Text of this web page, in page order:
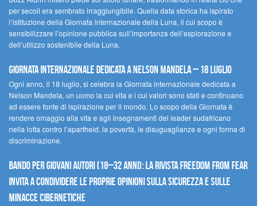
per secoli era sembrato irraggiungibile. Quella data storica ha ispirato
l’istituzione della Giornata internazionale della Luna, il cui scopo è
sensibilizzare l’opinione pubblica sull’importanza dell’esplorazione e
dell’utilizzo sostenibile della Luna.
Giornata internazionale dedicata a Nelson Mandela – 18 luglio
Ogni anno, il 18 luglio, si celebra la Giornata internazionale dedicata a
Nelson Mandela, un uomo la cui vita e i cui valori sono stati e continuano
ad essere fonte di ispirazione per il mondo. Lo scopo della Giornata è
rendere omaggio alla vita e agli insegnamenti del leader sudafricano
nella lotta contro l’apartheid, la povertà, le disuguaglianze e ogni forma di
discriminazione.
Bando per giovani autori (18–32 anni): la Rivista Freedom From Fear
invita a condividere le proprie opinioni sulla sicurezza e sulle
minacce cibernetiche